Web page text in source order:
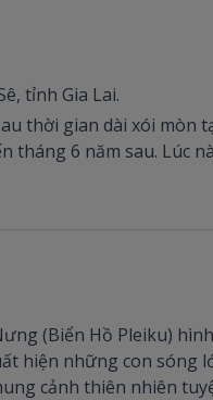
tỉnh Gia Lai.
thời gian dài xói
tháng 6 năm sau. Lúc
(Biển Hồ Pleiku)
hiện những con
cảnh thiên nhiên